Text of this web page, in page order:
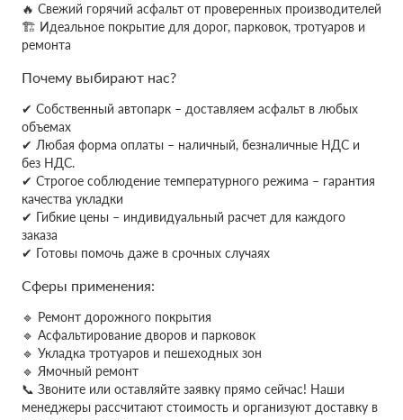
🔥 Свежий горячий асфальт от проверенных производителей
🏗 Идеальное покрытие для дорог, парковок, тротуаров и
ремонта
Почему выбирают нас?
✔ Собственный автопарк – доставляем асфальт в любых
объемах
✔ Любая форма оплаты – наличный, безналичные НДС и
без НДС.
✔ Строгое соблюдение температурного режима – гарантия
качества укладки
✔ Гибкие цены – индивидуальный расчет для каждого
заказа
✔ Готовы помочь даже в срочных случаях
Сферы применения:
🔹 Ремонт дорожного покрытия
🔹 Асфальтирование дворов и парковок
🔹 Укладка тротуаров и пешеходных зон
🔹 Ямочный ремонт
📞 Звоните или оставляйте заявку прямо сейчас! Наши
менеджеры рассчитают стоимость и организуют доставку в